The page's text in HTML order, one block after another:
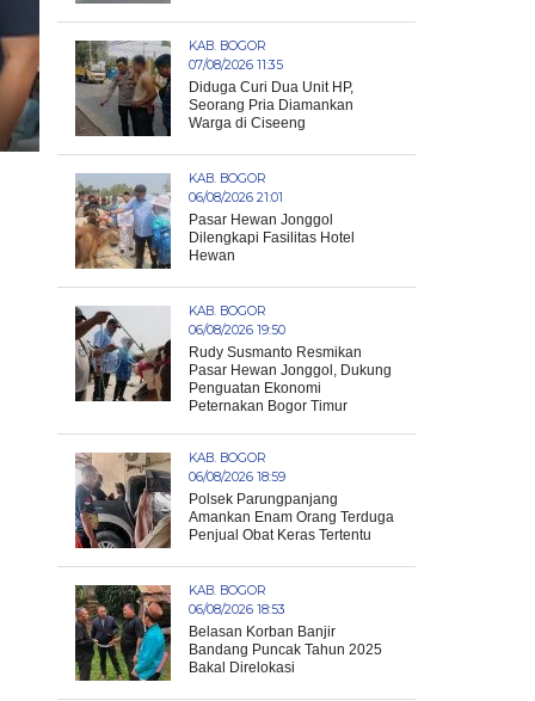
KAB. BOGOR
07/08/2026 11:35
Diduga Curi Dua Unit HP,
Seorang Pria Diamankan
Warga di Ciseeng
KAB. BOGOR
06/08/2026 21:01
Pasar Hewan Jonggol
Dilengkapi Fasilitas Hotel
Hewan
KAB. BOGOR
06/08/2026 19:50
Rudy Susmanto Resmikan
Pasar Hewan Jonggol, Dukung
Penguatan Ekonomi
Peternakan Bogor Timur
KAB. BOGOR
06/08/2026 18:59
Polsek Parungpanjang
Amankan Enam Orang Terduga
Penjual Obat Keras Tertentu
KAB. BOGOR
06/08/2026 18:53
Belasan Korban Banjir
Bandang Puncak Tahun 2025
Bakal Direlokasi